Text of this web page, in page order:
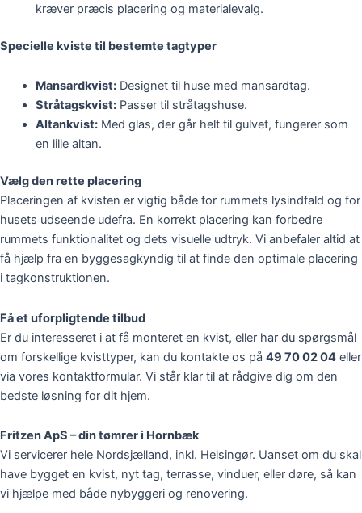
kræver præcis placering og materialevalg.
Specielle kviste til bestemte tagtyper
Mansardkvist:Designet til huse med mansardtag.
Stråtagskvist:Passer til stråtagshuse.
Altankvist:Med glas, der går helt til gulvet, fungerer som
en lille altan.
Vælg den rette placering
Placeringen af kvisten er vigtig både for rummets lysindfald og for
husets udseende udefra. En korrekt placering kan forbedre
rummets funktionalitet og dets visuelle udtryk. Vi anbefaler altid at
få hjælp fra en byggesagkyndig til at finde den optimale placering
i tagkonstruktionen.
Få et uforpligtende tilbud
Er du interesseret i at få monteret en kvist, eller har du spørgsmål
om forskellige kvisttyper, kan du kontakte os på 49 70 02 04 eller
via vores kontaktformular. Vi står klar til at rådgive dig om den
bedste løsning for dit hjem.
Fritzen ApS – din tømrer i Hornbæk
Vi servicerer hele Nordsjælland, inkl. Helsingør. Uanset om du skal
have bygget en kvist, nyt tag, terrasse, vinduer, eller døre, så kan
vi hjælpe med både nybyggeri og renovering.